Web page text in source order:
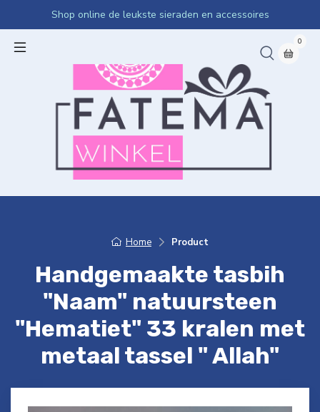
Shop online de leukste sieraden en accessoires
0
Home Product
Handgemaakte tasbih
"Naam" natuursteen
"Hematiet" 33 kralen met
metaal tassel " Allah"